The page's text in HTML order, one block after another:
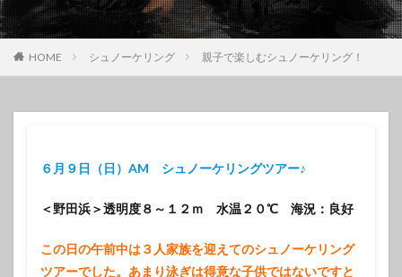
HOME シュノーケリング 親子で楽しむシュノーケリング！
６月９日（日）AM シュノーケリングツアー♪
＜野田浜＞透明度８～１２ｍ 水温２０℃ 海況：良好
この日の午前中は３人家族を迎えてのシュノーケリング
ツアーでした。あまり泳ぎは得意な子供ではないですと